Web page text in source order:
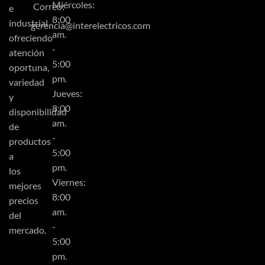
e
industrial
ofreciendo
atención
oportuna,
variedad
y
disponibilidad
de
productos
a
los
mejores
precios
del
mercado.
Correo:
gerencia@interelectricos.com
Miércoles:
8:00
am.
-
5:00
pm.
Jueves:
8:00
am.
-
5:00
pm.
Viernes:
8:00
am.
-
5:00
pm.